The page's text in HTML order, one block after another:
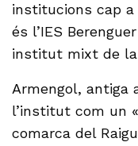
institucions cap a
és l’IES
institut mixt de la
Armengol, antiga
l’institut com un
comarca del